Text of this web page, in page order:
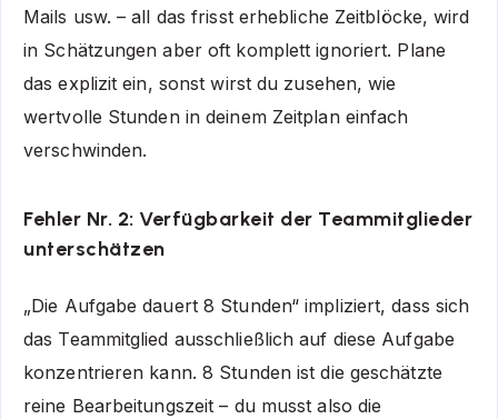
Mails usw. – all das frisst erhebliche Zeitblöcke, wird
in Schätzungen aber oft komplett ignoriert. Plane
das explizit ein, sonst wirst du zusehen, wie
wertvolle Stunden in deinem Zeitplan einfach
verschwinden.
Fehler Nr. 2: Verfügbarkeit der Teammitglieder
unterschätzen
„Die Aufgabe dauert 8 Stunden“ impliziert, dass sich
das Teammitglied ausschließlich auf diese Aufgabe
konzentrieren kann. 8 Stunden ist die geschätzte
reine Bearbeitungszeit – du musst also die